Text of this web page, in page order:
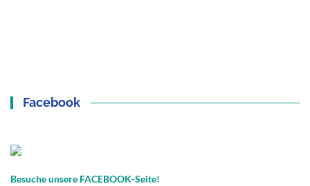
Facebook
Besuche unsere FACEBOOK-Seite!